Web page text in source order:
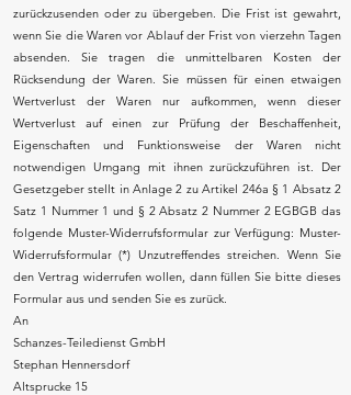
zurückzusenden oder zu übergeben. Die Frist ist gewahrt,
wenn Sie die Waren vor Ablauf der Frist von vierzehn Tagen
absenden. Sie tragen die unmittelbaren Kosten der
Rücksendung der Waren. Sie müssen für einen etwaigen
Wertverlust der Waren nur aufkommen, wenn dieser
Wertverlust auf einen zur Prüfung der Beschaffenheit,
Eigenschaften und Funktionsweise der Waren nicht
notwendigen Umgang mit ihnen zurückzuführen ist. Der
Gesetzgeber stellt in Anlage 2 zu Artikel 246a § 1 Absatz 2
Satz 1 Nummer 1 und § 2 Absatz 2 Nummer 2 EGBGB das
folgende Muster-Widerrufsformular zur Verfügung: Muster-
Widerrufsformular (*) Unzutreffendes streichen. Wenn Sie
den Vertrag widerrufen wollen, dann füllen Sie bitte dieses
Formular aus und senden Sie es zurück.
An
Schanzes-Teiledienst GmbH
Stephan Hennersdorf
Altsprucke 15